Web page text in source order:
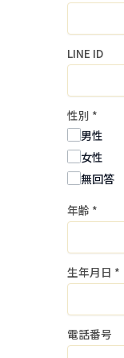
ます。
当社は、
２．個人
当社は、
得ること
３．個人
扱いを
個人情
切に安
LINE ID
性別 *
男性
女性
無回答
年齢 *
生年月日 *
電話番号